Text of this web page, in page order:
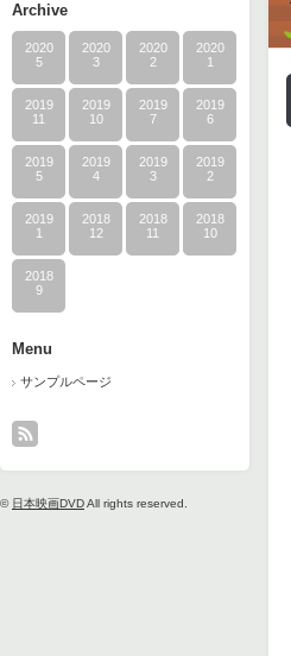
Archive
2020
5
2020
3
2020
2
2020
1
2019
11
2019
10
2019
7
2019
6
2019
5
2019
4
2019
3
2019
2
2019
1
2018
12
2018
11
2018
10
2018
9
Menu
サンプルページ
© 日本映画DVDAll rights reserved.